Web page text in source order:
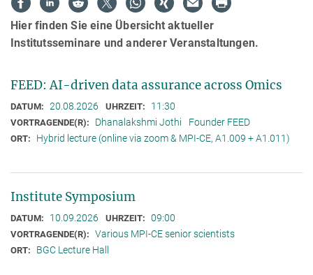
Hier finden Sie eine Übersicht aktueller
Institutsseminare und anderer Veranstaltungen.
FEED: AI-driven data assurance across Omics
DATUM: 20.08.2026 UHRZEIT: 11:30
VORTRAGENDE(R): Dhanalakshmi Jothi Founder FEED
ORT: Hybrid lecture (online via zoom & MPI-CE, A1.009 + A1.011)
Institute Symposium
DATUM: 10.09.2026 UHRZEIT: 09:00
VORTRAGENDE(R): Various MPI-CE senior scientists
ORT: BGC Lecture Hall